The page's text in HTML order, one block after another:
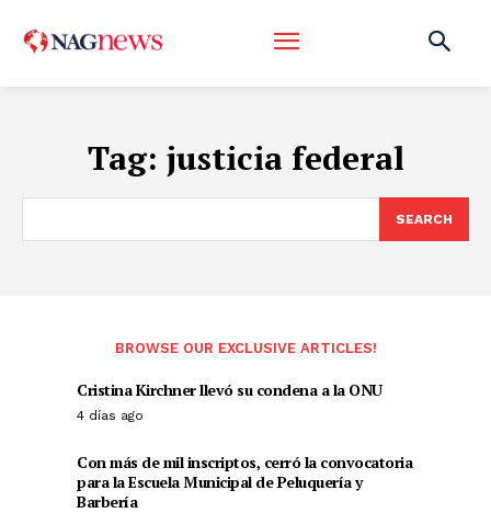
Tag: justicia federal
SEARCH
BROWSE OUR EXCLUSIVE ARTICLES!
Cristina Kirchner llevó su condena a la ONU
4 días ago
Con más de mil inscriptos, cerró la convocatoria
para la Escuela Municipal de Peluquería y
Barbería